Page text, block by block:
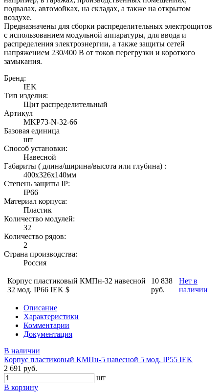
подвалах, автомойках, на складах, а также на открытом
воздухе.
Предназначены для сборки распределительных электрощитов
с использованием модульной аппаратуры, для ввода и
распределения электроэнергии, а также защиты сетей
напряжением 230/400 В от токов перегрузки и короткого
замыкания.
Бренд:
IEK
Тип изделия:
Щит распределительный
Артикул
MKP73-N-32-66
Базовая единица
шт
Способ установки:
Навесной
Габариты ( длина/ширина/высота или глубина) :
400х326х140мм
Степень защиты IP:
IP66
Материал корпуса:
Пластик
Количество модулей:
32
Количество рядов:
2
Страна производства:
Россия
Корпус пластиковый КМПн-32 навесной
32 мод. IP66 IEK $
10 838
руб.
Нет в
наличии
Описание
Характеристики
Комментарии
Документация
В наличии
Корпус пластиковый КМПн-5 навесной 5 мод. IP55 IEK
2 691 руб.
шт
В корзину